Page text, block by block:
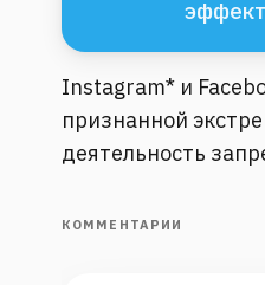
Instagram* и
признанной
деятельность
КОММЕНТАРИИ